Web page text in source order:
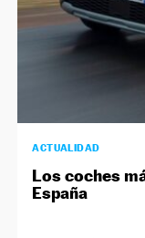
ACTUALIDAD
Los coches
España